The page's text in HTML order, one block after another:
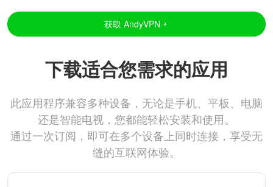
获取 AndyVPN
下载适合您需求的应用
此应用程序兼容多种设备，无论是手机、平板、电脑
还是智能电视，您都能轻松安装和使用。
通过一次订阅，即可在多个设备上同时连接，享受无
缝的互联网体验。